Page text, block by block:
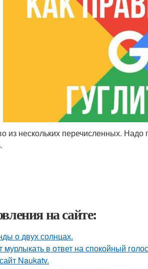
из нескольких перечисленных.
на сайте:
о двух солнцах.
мурлыкать в ответ на спокойный
Naukatv.